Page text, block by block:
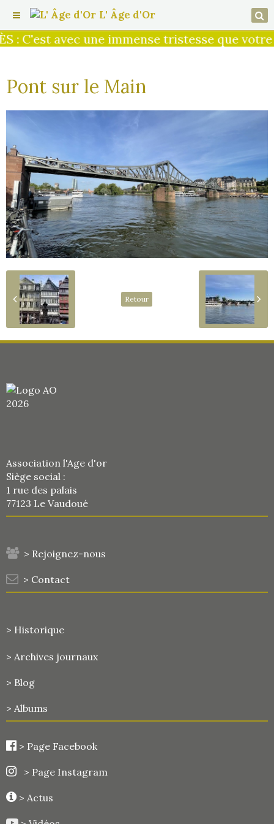
: C'est avec une immense tristesse que
L' Âge d'Or
Pont sur le Main
Retour
Association l'Age d'or
Siège social :
1 rue des palais
77123 Le Vaudoué
> Rejoignez-nous
> Contact
> Historique
> Archives journaux
> Blog
> Albums
> Page Facebook
> Page Instagram
> Actus